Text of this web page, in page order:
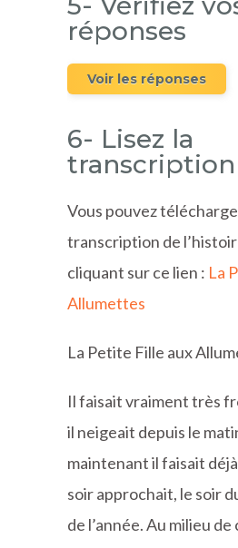
réponses
Voir les réponses
6- Lisez la
transcription
Vous pouvez
transcription de
cliquant sur ce lien : La
Allumettes
La Petite Fille aux
Il faisait vraiment très
il neigeait depuis le
maintenant il faisait
soir approchait, le soir
de l’année. Au milieu